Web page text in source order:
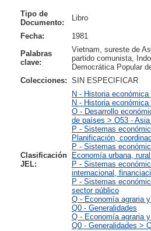
Tipo de
Documento:
Libro
Fecha:
1981
Palabras
clave:
Vietnam, sureste de
partido comunista,
Democrática Popular
Colecciones: SIN ESPECIFICAR
Clasificación
JEL:
N - Historia
N - Historia
O - Desarrollo
de países > O53 -
P - Sistemas
Planificación,
P - Sistemas
Economía urbana,
P - Sistemas
internacional,
P - Sistemas
sector público
Q - Economía agraria
Q0 - Generalidades
Q - Economía agraria
Q0 - Generalidades >